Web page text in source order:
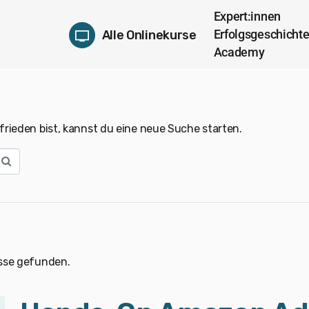
Alle Onlinekurse
Expert:innen
Academy
bist, kannst du eine neue Suche starten.
gefunden.